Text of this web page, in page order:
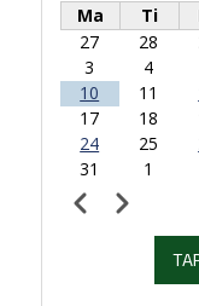
Ma Ti
27
28
3
4
10
11
17
18
24
25
31
1
Sivutus
EdellinenSeuraava